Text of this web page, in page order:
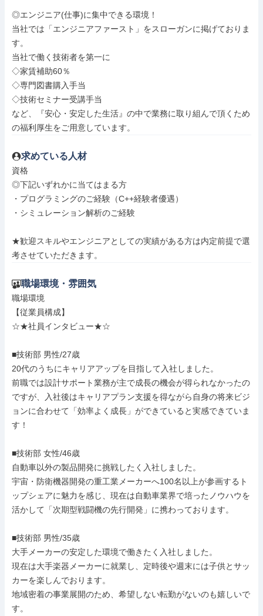
◎エンジニア(仕事)に集中できる環境！
当社では「エンジニアファースト」をスローガンに掲げておりま
す。
当社で働く技術者を第一に
◇家賃補助60％
◇専門図書購入手当
◇技術セミナー受講手当
など、『安心・安定した生活』の中で業務に取り組んで頂くため
の福利厚生をご用意しています。
求めている人材
資格
◎下記いずれかに当てはまる方
・プログラミングのご経験（C++経験者優遇）
・シミュレーション解析のご経験
★歓迎スキルやエンジニアとしての実績がある方は内定前提で選
考させていただきます。
職場環境・雰囲気
職場環境
【従業員構成】
☆★社員インタビュー★☆
■技術部 男性/27歳
20代のうちにキャリアアップを目指して入社しました。
前職では設計サポート業務が主で成長の機会が得られなかったの
ですが、入社後はキャリアプラン支援を得ながら自身の将来ビジ
ョンに合わせて「効率よく成長」ができていると実感できていま
す！
■技術部 女性/46歳
自動車以外の製品開発に挑戦したく入社しました。
宇宙・防衛機器開発の重工業メーカーへ100名以上が参画するト
ップシェアに魅力を感じ、現在は自動車業界で培ったノウハウを
活かして「次期型戦闘機の先行開発」に携わっております。
■技術部 男性/35歳
大手メーカーの安定した環境で働きたく入社しました。
現在は大手楽器メーカーに就業し、定時後や週末には子供とサッ
カーを楽しんでおります。
地域密着の事業展開のため、希望しない転勤がないのも嬉しいで
す。